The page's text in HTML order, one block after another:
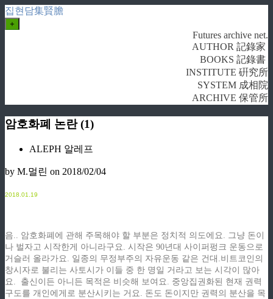
집현담集賢膽
+
Futures archive net.
AUTHOR 記錄家
BOOKS 記錄書
INSTITUTE 硏究所
SYSTEM 成相院
ARCHIVE 保管所
암호화폐 논란 (1)
ALEPH 알레프
by M.멀린 on 2018/02/04
2018.01.19
음.. 암호화폐에 관해 주목해야 할 부분은 정치적 의도에요. 그냥 돈이
나 벌자고 시작한게 아니라구요. 시작은 90년대 사이퍼펑크 운동으로
거슬러 올라가요. 일종의 무정부주의 자유운동 같은 건대.비트코인의
창시자로 불리는 사토시가 이들 중 한 명일 거라고 보는 시각이 많아
요. 출신이든 아니든 목적은 비슷해 보여요. 중앙집권화된 현재 권력
구도를 개인에게로 분산시키는 거요. 돈도 돈이지만 권력의 분산을 목